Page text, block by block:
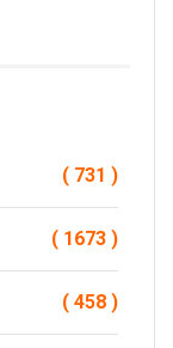
( 731 )
( 1673 )
( 458 )